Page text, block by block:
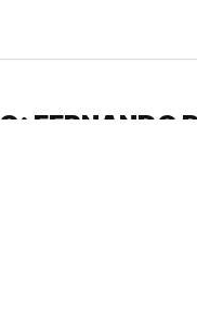
FERNANDO